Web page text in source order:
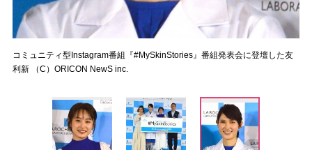
コミュニティ型Instagram番組『#MySkinStories』番組発表会に登壇した友
利新 （C）ORICON NewS inc.